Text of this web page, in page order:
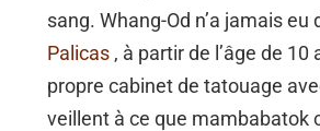
sang. Whang-Od n’a jamais
Palicas , à partir de l’âge de
propre cabinet de tatouage
veillent à ce que mambabatok